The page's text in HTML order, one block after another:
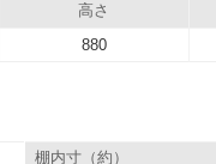
高さ
880
棚内寸（約）